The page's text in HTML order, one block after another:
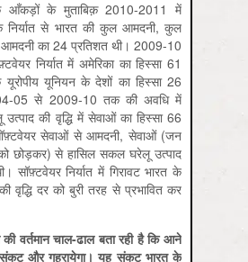
आँकड़ों के मुताबिक़ 2010-2011 में
निर्यात से भारत की कुल आमदनी, कुल
आमदनी का 24 प्रतिशत थी। 2009-10
निर्यात में अमेरिका का हिस्सा 61
यूनियन के देशों का हिस्सा 26
05 से 2009-10 तक की अवधि में
की वृद्धि में सेवाओं का हिस्सा 66
सेवाओं से आमदनी, सेवाओं (जन
छोड़कर) से हासिल सकल घरेलू उत्पाद
सॉफ़्टवेयर निर्यात में गिरावट भारत के
वृद्धि दर को बुरी तरह से प्रभावित कर
की वर्तमान चाल-ढाल बता रही है कि आने
संकट और गहरायेगा। यह संकट भारत के